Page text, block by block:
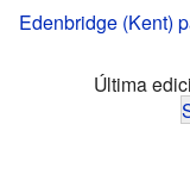
Edenbridge (Kent)
Última